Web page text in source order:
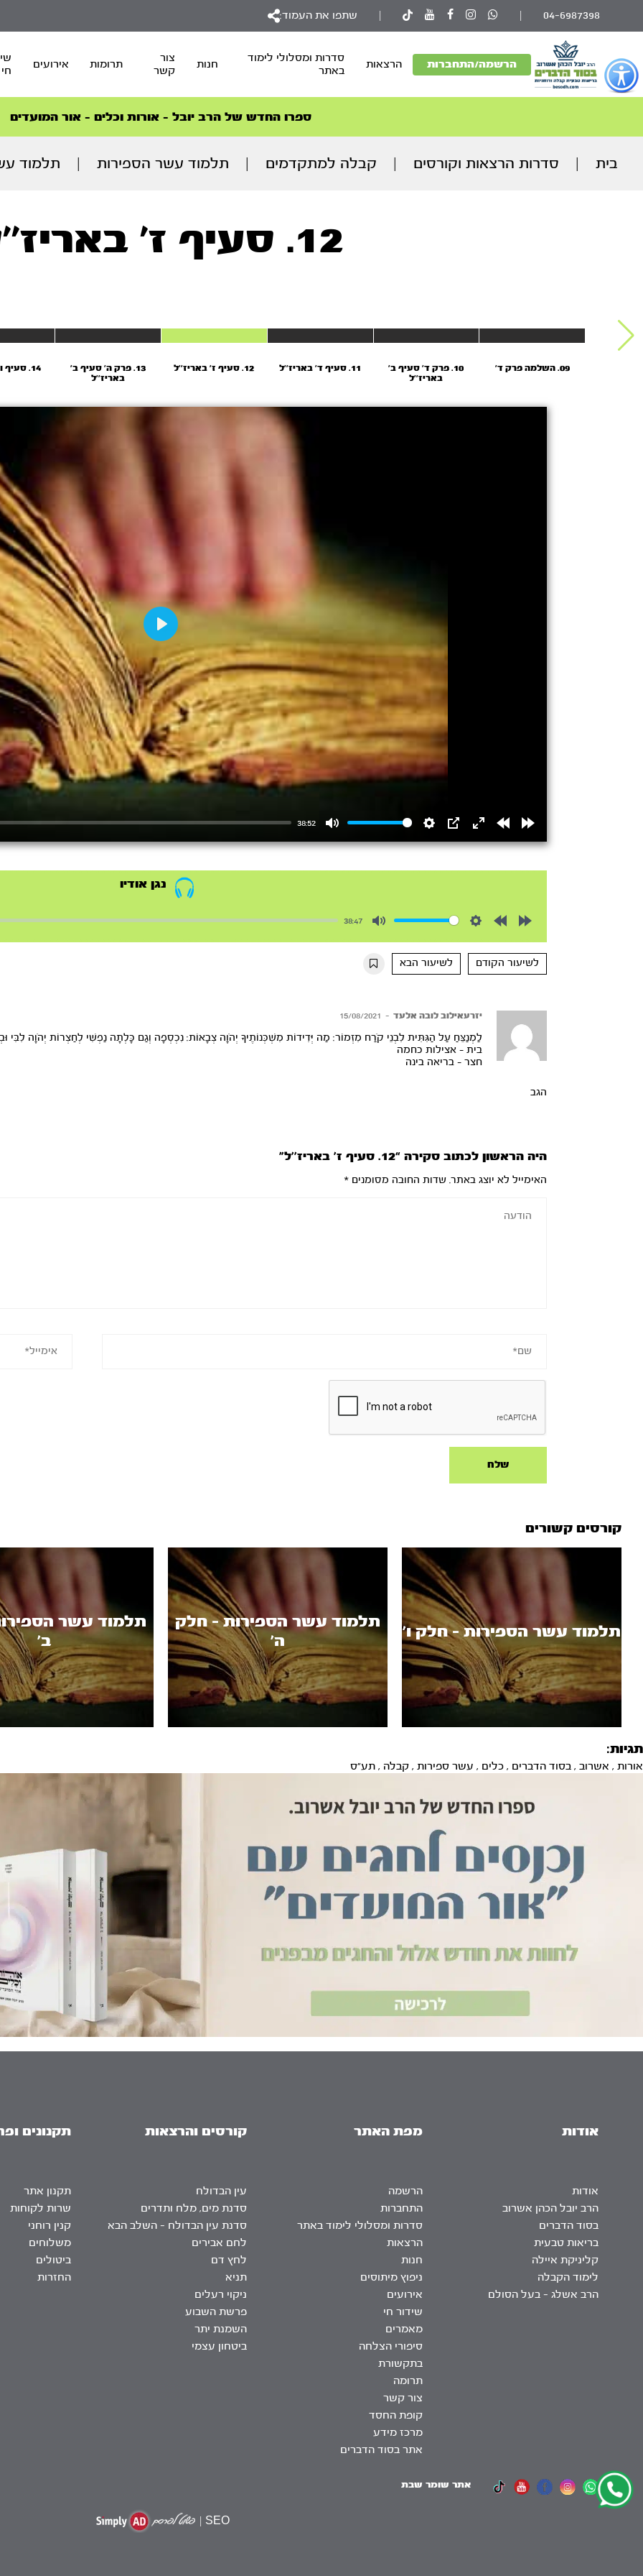
כפתור
לפתיחת
תפריט
נגישות
04-6987398 שתפו את העמוד:
הרשמה/התחברות הרצאות
סדרות ומסלולי לימוד
באתר
חנות
צור
קשר
תרומות אירועים
חי
סדרות הפודקאסטים
הסדרה המובילה החודש – דרך המלך
ספרו החדש של הרב יובל – אורות וכלים – אור המועדים
הצטרפו למהפכת הבריאות הטבעית >
סדרות הפודקאסטים
הסדרה המובילה החודש – דרך המלך
בית סדרות הרצאות וקורסים קבלה למתקדמים תלמוד עשר הספירות תלמוד
12. סעיף ז’ באריז’’ל
09. השלמה פרק ד’
10. פרק ד’ סעיף ב’
באריז’’ל
11. סעיף ד’ באריז’’ל 12. סעיף ז’ באריז’’ל
13. פרק ה' סעיף ב'
באריז''ל
14. סעיף ו’ באריז’’ל
38:52
Play
נגן אודיו
38:47
10s
10s
לשיעור הקודם
לשיעור הבא
יזרעאילוב לובה אלעד –
15/08/2021
לַמְנַצֵּחַ עַל הַגִּתִּית לִבְנֵי קֹרַח מִזְמוֹר: מַה יְּדִידוֹת מִשְׁכְּנוֹתֶיךָ יְהֹוָה צְבָאוֹת: נִכְסְפָה וְגַם כָּלְתָה נַפְשִׁי לְחַצְרוֹת יְהֹוָה לִבִּי
בית – אצילות כחמה
חצר – בריאה בינה
הגב
היה הראשון לכתוב סקירה “12. סעיף ז’ באריז’’ל”
האימייל לא יוצג באתר. שדות החובה מסומנים*
קורסים קשורים
תלמוד עשר הספירות - חלק ו’
תלמוד עשר הספירות - חלק
ה’
תלמוד עשר
ב’
תגיות:
אורות , אשרוב , בסוד הדברים , כלים , עשר ספירות , קבלה , תע"ס
אודות
אודות
הרב יובל הכהן אשרוב
בסוד הדברים
בריאות טבעית
קליניקת איילה
לימוד הקבלה
הרב אשלג – בעל הסולם
מפת האתר
הרשמה
התחברות
סדרות ומסלולי לימוד באתר
הרצאות
חנות
ניפוץ מיתוסים
אירועים
שידור חי
מאמרים
סיפורי הצלחה
בתקשורת
תרומה
צור קשר
קופת החסד
מרכז מידע
אתר בסוד הדברים
קורסים והרצאות
עין הבדולח
סדנת מים, מלח ותדרים
סדנת עין הבדולח – השלב הבא
לחם אבירים
לחץ דם
תניא
ניקוי רעלים
פרשת השבוע
השמנת יתר
ביטחון עצמי
תקנונים
תקנון אתר
שרות לקוחות
קנין רוחני
משלוחים
ביטולים
החזרות
אתר שומר שבת
SEO